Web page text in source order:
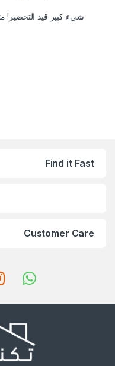
شيء كبير قيد التحضير!
Find it Fast
Customer Care